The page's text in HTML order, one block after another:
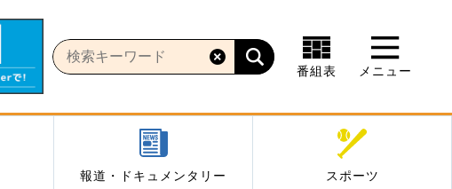
番組表 メニュー
報道・ドキュメンタリー スポーツ